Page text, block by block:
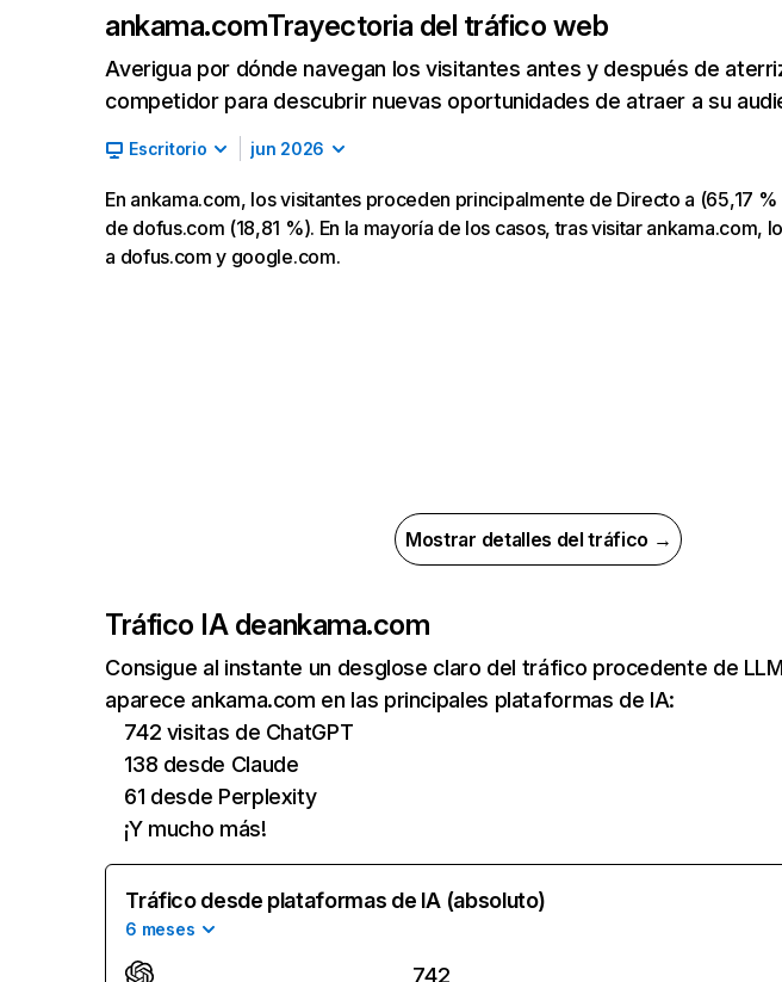
ankama.comTrayectoria del tráfico web
Averigua por dónde navegan los visitantes antes y después de
competidor para descubrir nuevas oportunidades de atraer a su
Escritorio jun 2026
En ankama.com, los visitantes proceden principalmente de Directo a (65,17
de dofus.com (18,81 %). En la mayoría de los casos, tras visitar ankama.com,
a dofus.com y google.com.
Mostrar detalles del tráfico →
Tráfico IA deankama.com
Consigue al instante un desglose claro del tráfico procedente de
aparece ankama.com en las principales plataformas de IA:
742 visitas de ChatGPT
138 desde Claude
61 desde Perplexity
¡Y mucho más!
Tráfico desde plataformas de IA (absoluto)
6 meses
742